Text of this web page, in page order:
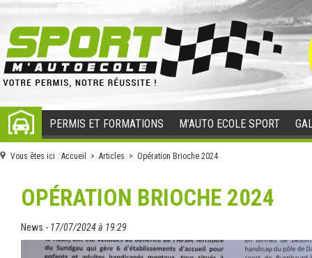
PERMIS ET FORMATIONS M’AUTO ECOLE SPORT
Vous êtes ici : Accueil > Articles > Opération Brioche 2024
OPÉRATION BRIOCHE 2024
News - 17/07/2024 à 19:29